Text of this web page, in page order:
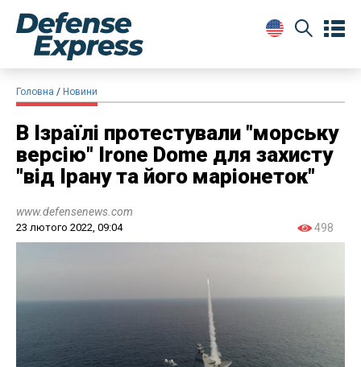
Головна Новини
В Ізраїлі протестували "морську
версію" Irone Dome для захисту
"від Ірану та його маріонеток"
www.defensenews.com
23 лютого 2022, 09:04 498